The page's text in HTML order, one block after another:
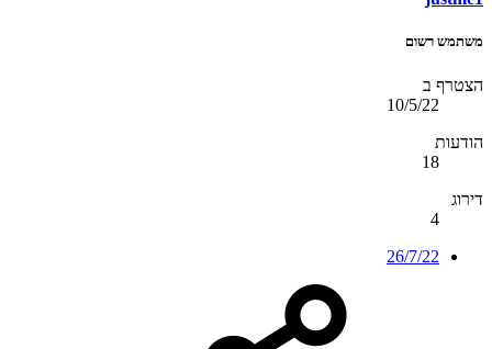
משתמש רשום
הצטרף ב
10/5/22
הודעות
18
דירוג
4
26/7/22